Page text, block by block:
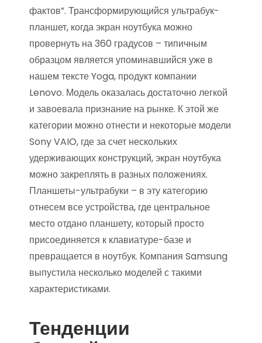
фактов”. Трансформирующийся ультрабук-
планшет, когда экран ноутбука можно
провернуть на 360 градусов – типичным
образцом является упоминавшийся уже в
нашем тексте Yoga, продукт компании
Lenovo. Модель оказалась достаточно легкой
и завоевала признание на рынке. К этой же
категории можно отнести и некоторые модели
Sony VAIO, где за счет нескольких
удерживающих конструкций, экран ноутбука
можно закреплять в разных положениях.
Планшеты-ультрабуки – в эту категорию
отнесем все устройства, где центральное
место отдано планшету, который просто
присоединяется к клавиатуре-базе и
превращается в ноутбук. Компания Samsung
выпустила несколько моделей с такими
характеристиками.
Тенденции